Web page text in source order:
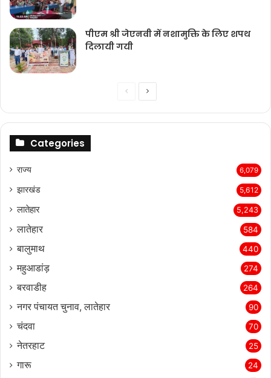
पीएम श्री जेएनवी में नशामुक्ति के लिए शपथ
दिलायी गयी
PreviousNext
Categories
राज्‍य 6,079
झारखंड 5,612
लातेहार 5,243
लातेहार 584
बालुमाथ 440
महुआडांड़ 274
बरवाडीह 264
नगर पंचायत चुनाव, लातेहार 90
चंदवा 70
नेतरहाट 25
गारू 24